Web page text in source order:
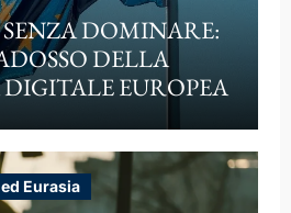
DOMINARE:
DELLA
EUROPEA
Eurasia